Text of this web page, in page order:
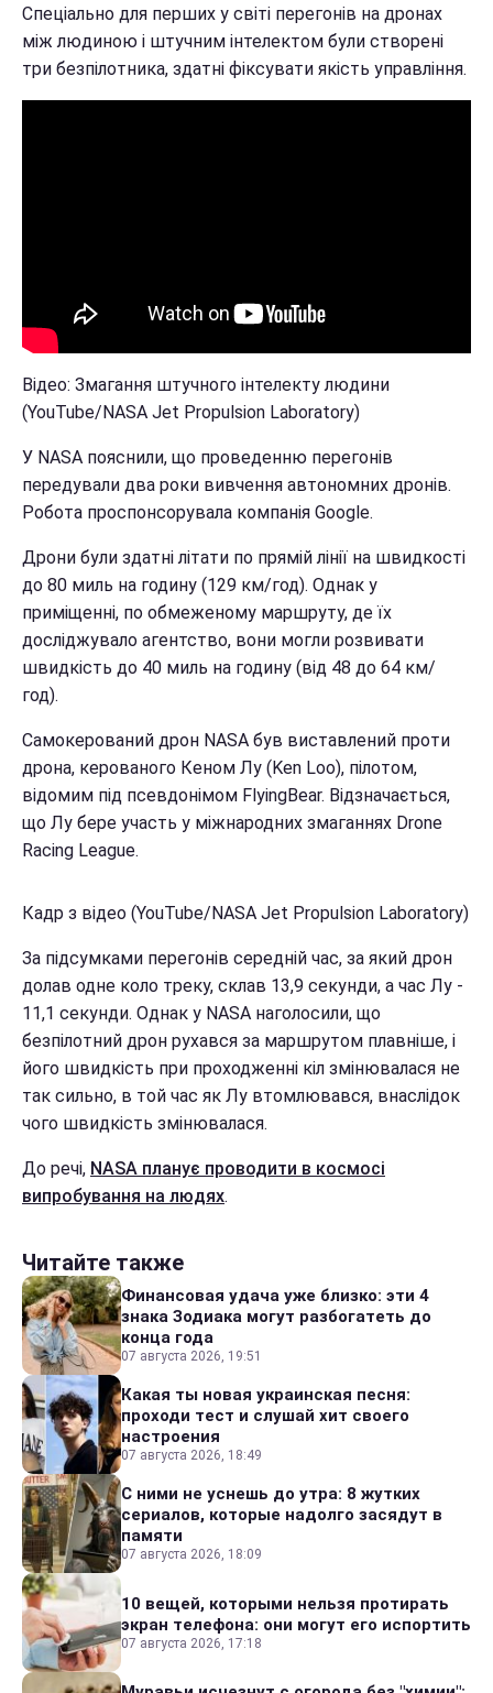
Спеціально для перших у світі перегонів на дронах
між людиною і штучним інтелектом були створені
три безпілотника, здатні фіксувати якість управління.
Відео: Змагання штучного інтелекту людини
(YouTube/NASA Jet Propulsion Laboratory)
У NASA пояснили, що проведенню перегонів
передували два роки вивчення автономних дронів.
Робота проспонсорувала компанія Google.
Дрони були здатні літати по прямій лінії на швидкості
до 80 миль на годину (129 км/год). Однак у
приміщенні, по обмеженому маршруту, де їх
досліджувало агентство, вони могли розвивати
швидкість до 40 миль на годину (від 48 до 64 км/
год).
Самокерований дрон NASA був виставлений проти
дрона, керованого Кеном Лу (Ken Loo), пілотом,
відомим під псевдонімом FlyingBear. Відзначається,
що Лу бере участь у міжнародних змаганнях Drone
Racing League.
Кадр з відео (YouTube/NASA Jet Propulsion Laboratory)
За підсумками перегонів середній час, за який дрон
долав одне коло треку, склав 13,9 секунди, а час Лу -
11,1 секунди. Однак у NASA наголосили, що
безпілотний дрон рухався за маршрутом плавніше, і
його швидкість при проходженні кіл змінювалася не
так сильно, в той час як Лу втомлювався, внаслідок
чого швидкість змінювалася.
До речі, NASA планує проводити в космосі
випробування на людях.
Читайте также
Финансовая удача уже близко: эти 4
знака Зодиака могут разбогатеть до
конца года
07 августа 2026, 19:51
Какая ты новая украинская песня:
проходи тест и слушай хит своего
настроения
07 августа 2026, 18:49
С ними не уснешь до утра: 8 жутких
сериалов, которые надолго засядут в
памяти
07 августа 2026, 18:09
10 вещей, которыми нельзя протирать
экран телефона: они могут его испортить
07 августа 2026, 17:18